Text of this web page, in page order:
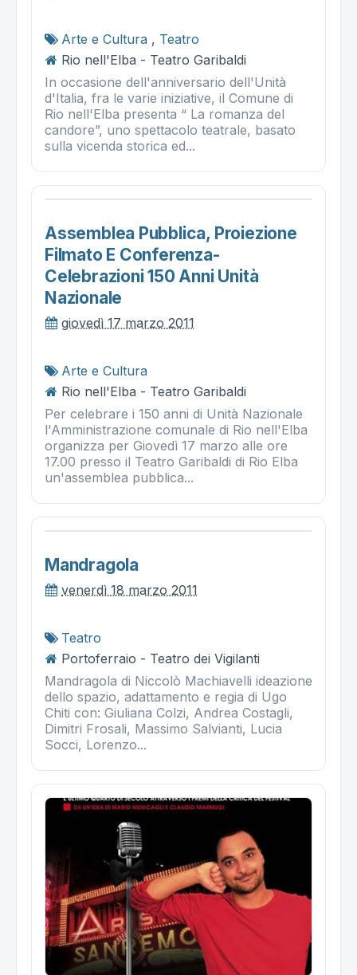
Arte e Cultura , Teatro
Rio nell'Elba - Teatro Garibaldi
In occasione dell'anniversario dell'Unità
d'Italia, fra le varie iniziative, il Comune di
Rio nell'Elba presenta “ La romanza del
candore”, uno spettacolo teatrale, basato
sulla vicenda storica ed...
Assemblea Pubblica, Proiezione
Filmato E Conferenza-
Celebrazioni 150 Anni Unità
Nazionale
giovedì 17 marzo 2011
Arte e Cultura
Rio nell'Elba - Teatro Garibaldi
Per celebrare i 150 anni di Unità Nazionale
l'Amministrazione comunale di Rio nell'Elba
organizza per Giovedì 17 marzo alle ore
17.00 presso il Teatro Garibaldi di Rio Elba
un'assemblea pubblica...
Mandragola
venerdì 18 marzo 2011
Teatro
Portoferraio - Teatro dei Vigilanti
Mandragola di Niccolò Machiavelli ideazione
dello spazio, adattamento e regia di Ugo
Chiti con: Giuliana Colzi, Andrea Costagli,
Dimitri Frosali, Massimo Salvianti, Lucia
Socci, Lorenzo...